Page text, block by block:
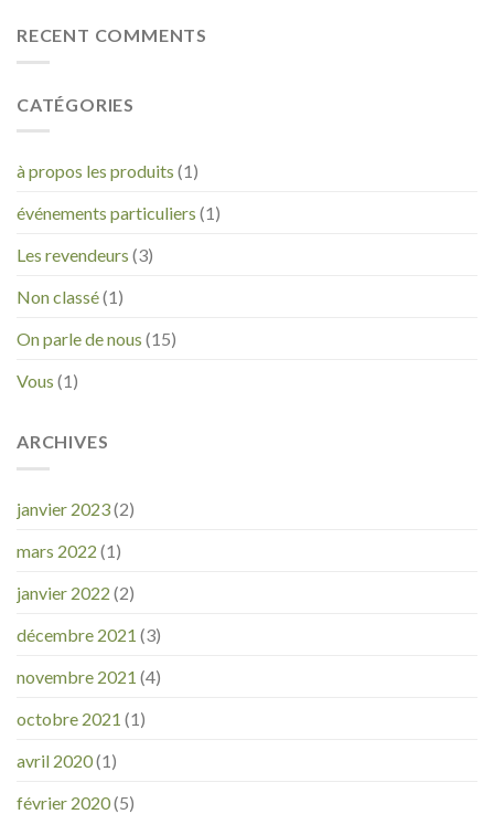
RECENT COMMENTS
CATÉGORIES
à propos les produits (1)
événements particuliers (1)
Les revendeurs (3)
Non classé(1)
On parle de nous (15)
Vous (1)
ARCHIVES
janvier 2023(2)
mars 2022 (1)
janvier 2022 (2)
décembre 2021 (3)
novembre 2021 (4)
octobre 2021 (1)
avril 2020(1)
février 2020(5)